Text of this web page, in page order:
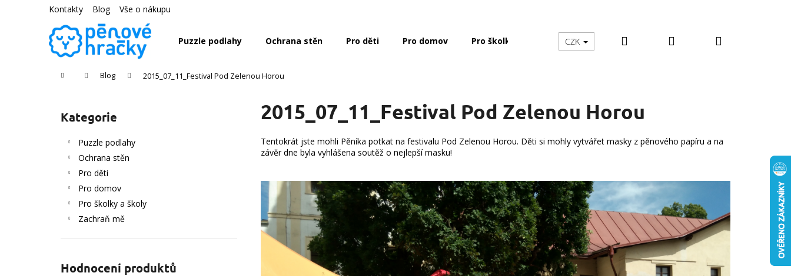
Kontakty Blog Vše o nákupu
Puzzle podlahy Ochrana stěn Pro děti Pro domov Pro školky a školy Zachraň mě Moje objednávka
CZK Hledat PřihlášeníNákupní
Domů Blog 2015_07_11_Festival Pod Zelenou Horou
Přeskočit
kategorie
Kategorie
Puzzle podlahy
Ochrana stěn
Pro děti
Pro domov
Pro školky a školy
Zachraň mě
Hodnocení produktů
2015_07_11_Festival Pod Zelenou Horou
Tentokrát jste mohli Pěníka potkat na festivalu Pod Zelenou Horou. Děti si mohly vytvářet masky z pěnového papíru a na
závěr dne byla vyhlášena soutěž o nejlepší masku!
Zpět
Zpět
HLEDAT
Doporučujeme